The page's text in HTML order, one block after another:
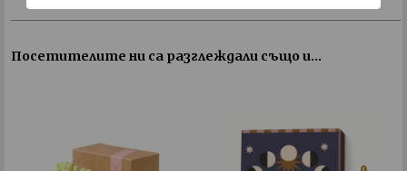
Посетителите ни са разглеждали също и...